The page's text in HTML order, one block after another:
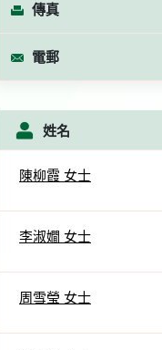
傳真
電郵
姓名
陳柳霞 女士
李淑嫺 女士
周雪瑩 女士